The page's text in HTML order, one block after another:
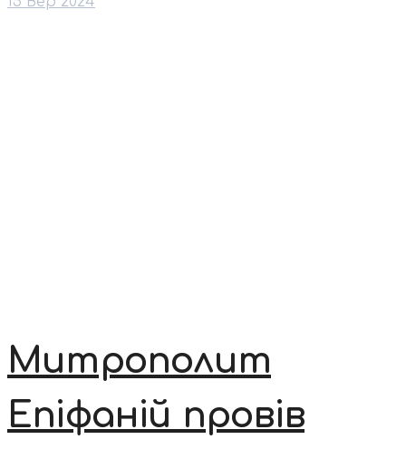
Митрополит
Епіфаній провів